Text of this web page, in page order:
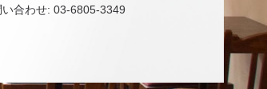
合わせ: 03-6805-3349